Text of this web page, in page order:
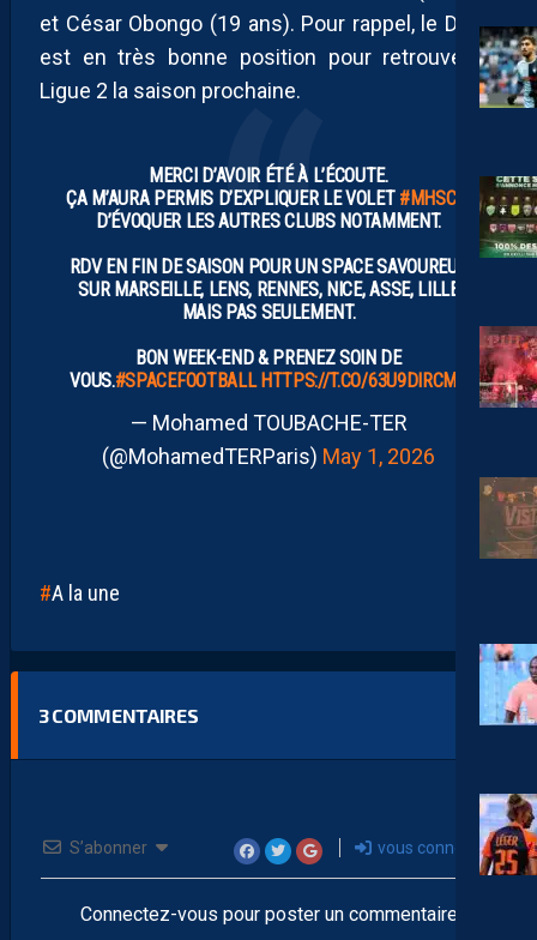
et César Obongo (19 ans). Pour rappel, le DFCO
est en très bonne position pour retrouver la
Ligue 2 la saison prochaine.
MERCI D’AVOIR ÉTÉ À L’ÉCOUTE.
ÇA M’AURA PERMIS D’EXPLIQUER LE VOLET #MHSC
D’ÉVOQUER LES AUTRES CLUBS NOTAMMENT.
RDV EN FIN DE SAISON POUR UN SPACE SAVOUREUX
SUR MARSEILLE, LENS, RENNES, NICE, ASSE, LILLE
MAIS PAS SEULEMENT.
BON WEEK-END & PRENEZ SOIN DE
VOUS.#SPACEFOOTBALL HTTPS://T.CO/63U9DIRCMZ
— Mohamed TOUBACHE-TER
(@MohamedTERParis) May 1, 2026
A la une
3COMMENTAIRES
S’abonner vous connecter
Connectez-vous pour poster un commentaire